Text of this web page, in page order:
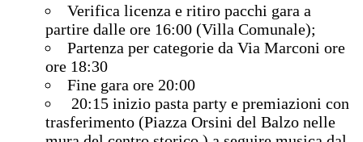
Verifica licenza e ritiro pacchi gara a
partire dalle ore 16:00 (Villa Comunale);
Partenza per categorie da Via Marconi ore
ore 18:30
Fine gara ore 20:00
20:15 inizio pasta party e premiazioni con
trasferimento (Piazza Orsini del Balzo nelle